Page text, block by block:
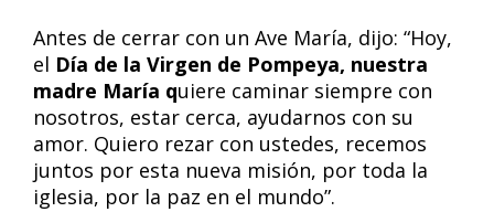
Antes de cerrar con un Ave María, dijo: “Hoy,
el Día de la Virgen de Pompeya, nuestra
madre María quiere caminar siempre con
nosotros, estar cerca, ayudarnos con su
amor. Quiero rezar con ustedes, recemos
juntos por esta nueva misión, por toda la
iglesia, por la paz en el mundo”.